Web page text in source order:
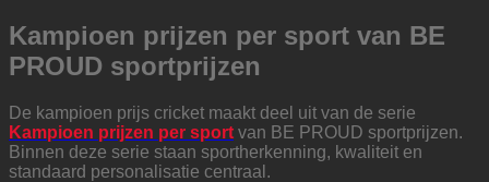
Kampioen prijzen per sport van BE
PROUD sportprijzen
De kampioen prijs cricket maakt deel uit van de serie
Kampioen prijzen per sport van BE PROUD sportprijzen.
Binnen deze serie staan sportherkenning, kwaliteit en
standaard personalisatie centraal.